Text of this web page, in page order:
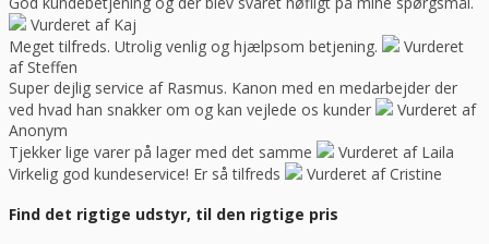
Vurderet af Kaj
Meget tilfreds. Utrolig venlig og hjælpsom betjening.
Vurderet
af Steffen
Super dejlig service af Rasmus. Kanon med en medarbejder der
ved hvad han snakker om og kan vejlede os kunder
Vurderet af
Anonym
Tjekker lige varer på lager med det samme
Vurderet af Laila
Virkelig god kundeservice! Er så tilfreds
Vurderet af Cristine
Find det rigtige udstyr, til den rigtige pris